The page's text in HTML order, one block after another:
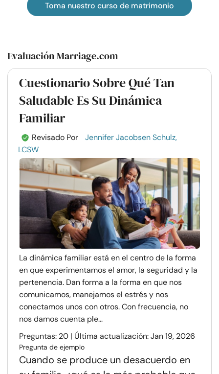
Toma nuestro curso de matrimonio
Evaluación Marriage.com
Cuestionario Sobre Qué Tan
Saludable Es Su Dinámica
Familiar
Revisado Por
Jennifer Jacobsen Schulz,
LCSW
La dinámica familiar está en el centro de la forma
en que experimentamos el amor, la seguridad y la
pertenencia. Dan forma a la forma en que nos
comunicamos, manejamos el estrés y nos
conectamos unos con otros. Con frecuencia, no
nos damos cuenta ple...
Preguntas: 20 | Última actualización: Jan 19, 2026
Pregunta de ejemplo
Cuando se produce un desacuerdo en